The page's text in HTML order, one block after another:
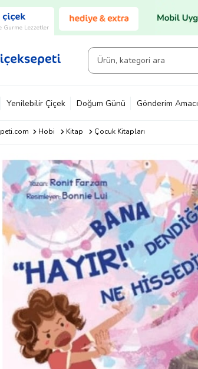
Gurme Lezzetler
Yenilebilir Çiçek Doğum Günü Gönderim Amacı
Hobi Kitap Çocuk Kitapları